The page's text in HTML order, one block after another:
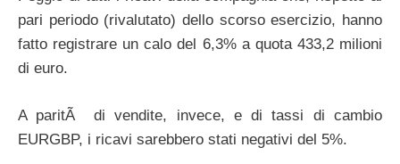
pari periodo (rivalutato) dello scorso esercizio, hanno
fatto registrare un calo del 6,3% a quota 433,2 milioni
di euro.
A paritÃ di vendite, invece, e di tassi di cambio
EURGBP, i ricavi sarebbero stati negativi del 5%.